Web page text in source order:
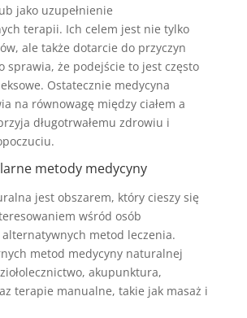
jako uzupełnienie
terapii. Ich celem jest nie tylko
ale także dotarcie do przyczyn
sprawia, że podejście to jest często
Ostatecznie medycyna
na równowagę między ciałem a
długotrwałemu zdrowiu i
metody medycyny
jest obszarem, który cieszy się
wśród osób
metod leczenia.
metod medycyny naturalnej
akupunktura,
terapie manualne, takie jak masaż i